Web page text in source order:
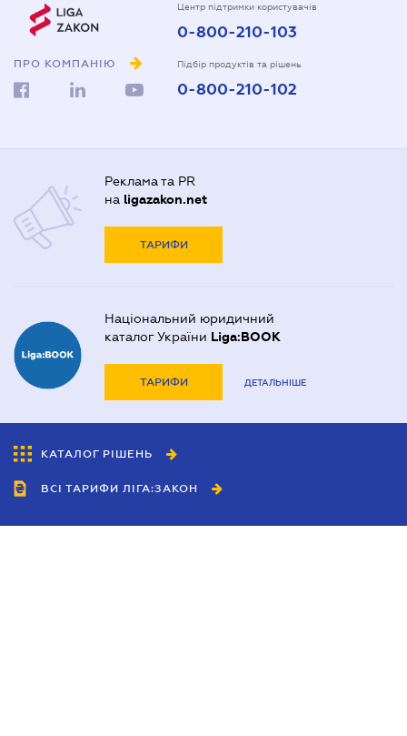
ПРО КОМПАНІЮ
Центр підтримки користувачів
0-800-210-103
Підбір продуктів та рішень
0-800-210-102
Реклама та PR
на ligazakon.net
ТАРИФИ
Національний юридичний
каталог України Liga:BOOK
ТАРИФИ ДЕТАЛЬНІШЕ
КАТАЛОГ РІШЕНЬ
ВСІ ТАРИФИ ЛІГА:ЗАКОН